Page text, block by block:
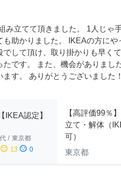
み立てて頂きました。 1人じゃ
も助かりました。 IKEAの方にや
でして頂け、取り掛かりも早く
たです。 また、機会がありまし
す。 ありがとうございました！
IKEA認定】
/ 東京都
sentiment_neutral 13 sentiment_dissatisfied 0
【高評価99％
立て・解体（
可）
東京都